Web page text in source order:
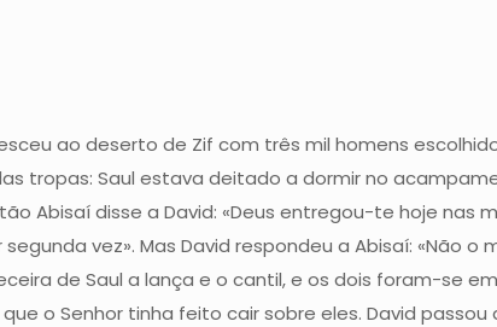
ao deserto de Zif com três mil homens
tropas: Saul estava deitado a dormir no
Abisaí disse a David: «Deus entregou-te hoje nas
vez». Mas David respondeu a Abisaí: «Não
de Saul a lança e o cantil, e os dois foram-se
o Senhor tinha feito cair sobre eles. David